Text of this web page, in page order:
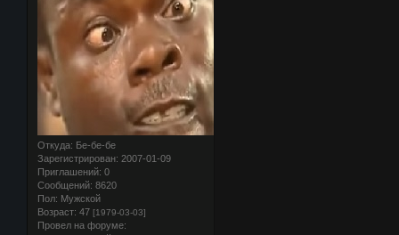
Откуда: Бе-бе-бе
Зарегистрирован: 2007-01-09
Приглашений: 0
Сообщений: 8620
Пол: Мужской
Возраст: 47 [1979-03-03]
Провел на форуме: